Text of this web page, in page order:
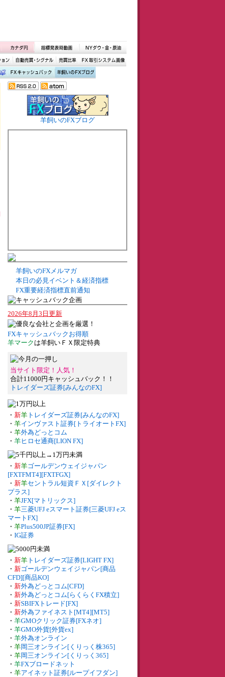
羊飼いのFXブログ
羊飼いのFXメルマガ
本日の必見イベント＆経済指標
FX重要経済指標直前通知
2026年8月3日更新
FXキャッシュバックお得順
羊マーク は羊飼いＦＸ限定特典
当サイト限定！人気！
合計11000円キャッシュバック！！
トレイダーズ証券[みんなのFX]
・ 新羊 トレイダーズ証券[みんなのFX]
・ 羊インヴァスト証券[トライオートFX]
・ 羊外為どっとコム
・ 羊ヒロセ通商[LION FX]
・ 新羊ゴールデンウェイジャパン
[FXTFMT4][FXTFGX]
・ 新羊セントラル短資ＦＸ[ダイレクト
プラス]
・ 羊JFX[マトリックス]
・ 羊三菱UFJ eスマート証券[三菱UFJ eス
マートFX]
・ 羊Plus500JP証券[FX]
・ IG証券
・ 新羊 トレイダーズ証券[LIGHT FX]
・ 新ゴールデンウェイジャパン[商品
CFD][商品KO]
・ 新外為どっとコム[CFD]
・ 新外為どっとコム[らくらくFX積立]
・ 新SBIFXトレード[FX]
・ 新外為ファイネスト[MT4][MT5]
・ 羊GMOクリック証券[FXネオ]
・ 羊GMO外貨[外貨ex]
・ 羊外為オンライン
・ 羊岡三オンライン[くりっく株365]
・ 羊岡三オンライン[くりっく365]
・ 羊FXブロードネット
・ 羊アイネット証券[ループイフダン]